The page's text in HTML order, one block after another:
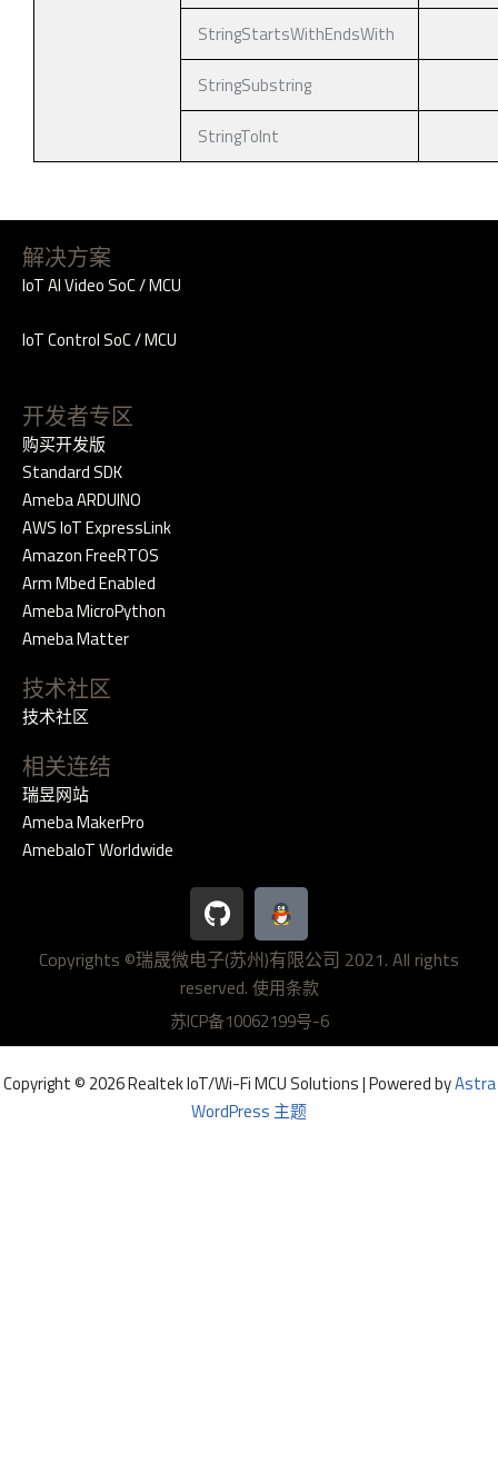
StringStartsWithEndsWith
StringSubstring
StringToInt
解决方案
IoT AI Video SoC / MCU
IoT Control SoC / MCU
开发者专区
购买开发版
Standard SDK
Ameba ARDUINO
AWS IoT ExpressLink
Amazon FreeRTOS
Arm Mbed Enabled
Ameba MicroPython
Ameba Matter
技术社区
技术社区
相关连结
瑞昱网站
Ameba MakerPro
AmebaIoT Worldwide
G
i
t
h
u
b
Copyrights ©瑞晟微电子(苏州)有限公司 2021. All rights
reserved. 使用条款
苏ICP备10062199号-6
Copyright © 2026 Realtek IoT/Wi-Fi MCU Solutions | Powered byAstra
WordPress 主题